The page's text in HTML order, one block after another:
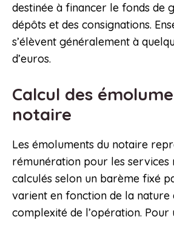
destinée à financer le fonds de
dépôts et des consignations.
s’élèvent généralement à
d’euros.
Calcul des
notaire
Les émoluments du notaire
rémunération pour les services
calculés selon un barème fixé
varient en fonction de la nature
complexité de l’opération. Pour